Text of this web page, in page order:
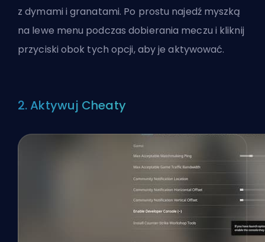
z dymami i granatami. Po prostu najedź myszką
na lewe menu podczas dobierania meczu i kliknij
przyciski obok tych opcji, aby je aktywować.
2. Aktywuj Cheaty